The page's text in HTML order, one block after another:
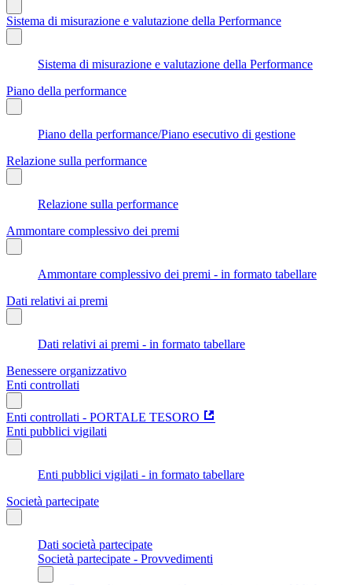
Sistema di misurazione e valutazione della Performance
Sistema di misurazione e valutazione della Performance
Piano della performance
Piano della performance/Piano esecutivo di gestione
Relazione sulla performance
Relazione sulla performance
Ammontare complessivo dei premi
Ammontare complessivo dei premi - in formato tabellare
Dati relativi ai premi
Dati relativi ai premi - in formato tabellare
Benessere organizzativo
Enti controllati
Enti controllati - PORTALE TESORO
Enti pubblici vigilati
Enti pubblici vigilati - in formato tabellare
Società partecipate
Dati società partecipate
Società partecipate - Provvedimenti